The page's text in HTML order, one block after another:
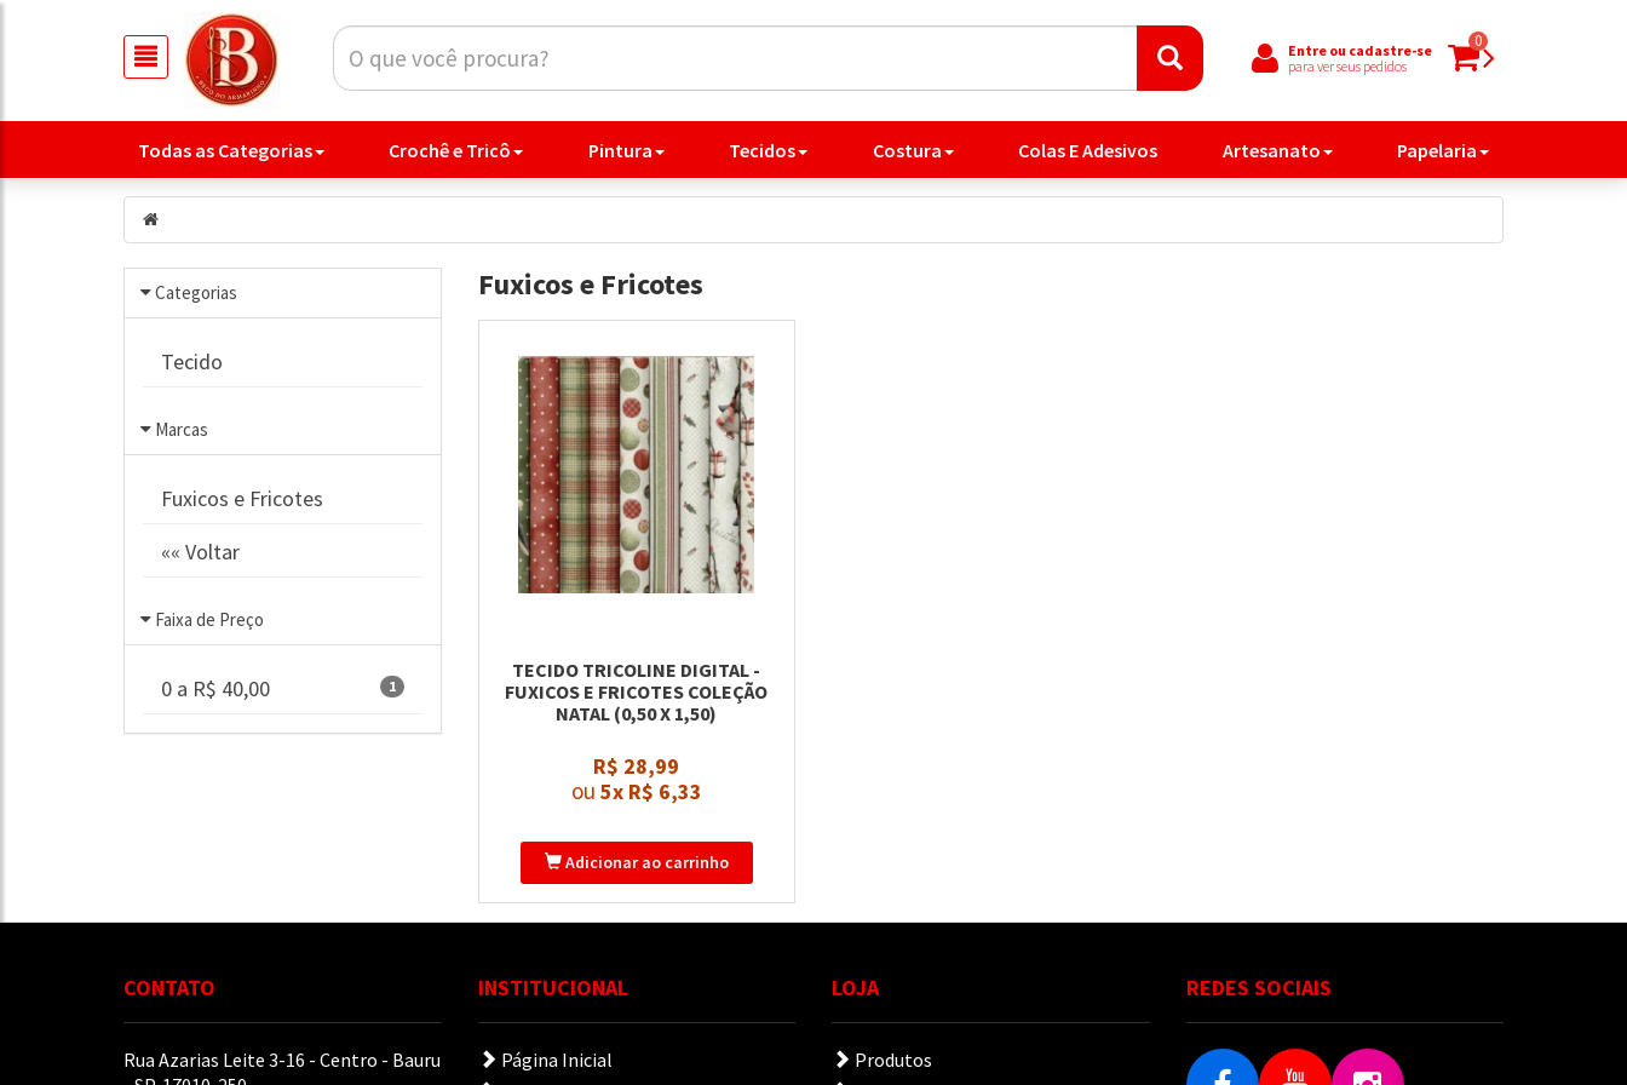
Entre ou cadastre-se
para ver seus pedidos
0
Todas as Categorias Crochê e Tricô Pintura Tecidos Costura Colas E Adesivos Artesanato Papelaria
Categorias
Tecido
Marcas
Fuxicos e Fricotes
«« Voltar
Faixa de Preço
0 a R$ 40,00 1
Fuxicos e Fricotes
TECIDO TRICOLINE DIGITAL -
FUXICOS E FRICOTES COLEÇÃO
NATAL (0,50 X 1,50)
R$ 28,99
ou 5x R$ 6,33
Adicionar ao carrinho
CONTATO
Rua Azarias Leite 3-16 - Centro - Bauru
INSTITUCIONAL
Página Inicial
LOJA
Produtos
REDES SOCIAIS